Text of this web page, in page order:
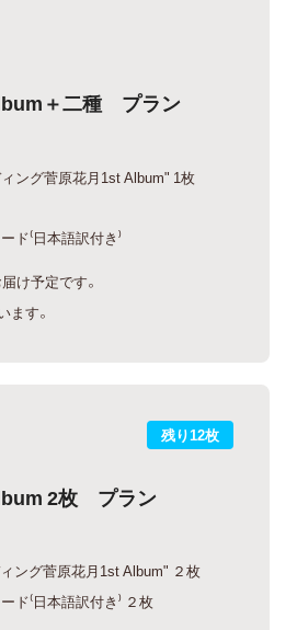
＋二種 プラン
ング菅原花月1st Album" 1枚
ド⁽日本語訳付き⁾
け予定です。
ます。
残り12枚
2枚 プラン
ング菅原花月1st Album" ２枚
ド⁽日本語訳付き⁾ ２枚